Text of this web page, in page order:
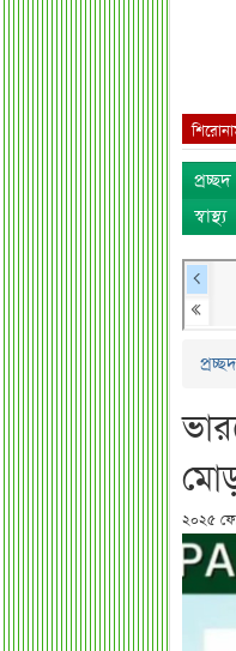
কর্ণফুলী
প্রচ্ছদ
স্বাস্থ্য
প্রচ্ছদ
২০২৫